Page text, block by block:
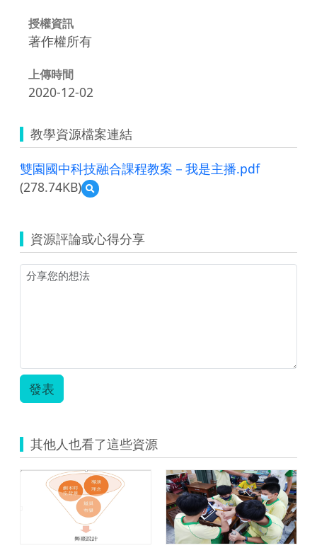
授權資訊
著作權所有
上傳時間
2020-12-02
教學資源檔案連結
雙園國中科技融合課程教案－我是主播.pdf
(278.74KB)
預
覽
國
中
科
資源評論或心得分享
發表
其他人也看了這些資源